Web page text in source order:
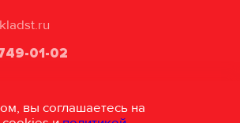
01-02
вы соглашаетесь на